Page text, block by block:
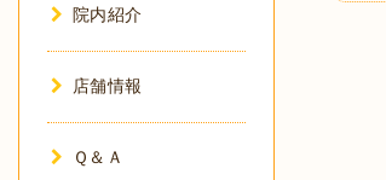
院内紹介
店舗情報
Ｑ＆Ａ